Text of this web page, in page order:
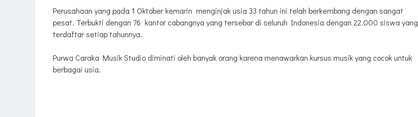
Memiliki studio dengan instrumen dan peralatan musik lengkap
Rutin mengadakan konser dan recital
Lokasi Kursus Musik Purwa Caraka di Bandung
Purwa Caraka Music Studio - Bungur
Purwa Caraka Music Studio - Batununggal
Perusahaan yang pada 1 Oktober kemarin menginjak usia 33 tahun ini telah berkembang dengan sangat
pesat. Terbukti dengan 76 kantor cabangnya yang tersebar di seluruh Indonesia dengan 22.000 siswa yang
terdaftar setiap tahunnya.
Purwa Caraka Musik Studio diminati oleh banyak orang karena menawarkan kursus musik yang cocok untuk
berbagai usia.